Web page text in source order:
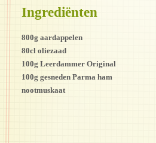
Ingrediënten
800g aardappelen
80cl oliezaad
100g Leerdammer Original
100g gesneden Parma ham
nootmuskaat